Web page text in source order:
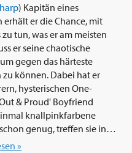
) Kapitän eines
er die Chance, mit
tun, was er am meisten
er seine chaotische
gegen das härteste
können. Dabei hat er
hysterischen One-
& Proud' Boyfriend
knallpinkfarbene
genug, treffen sie in
Falschspieler der Stadt.
»